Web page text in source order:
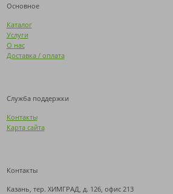
Основное
Каталог
Услуги
О нас
Доставка / оплата
Служба поддержки
Контакты
Карта сайта
Контакты
Казань, тер. ХИМГРАД, д. 126, офис 213